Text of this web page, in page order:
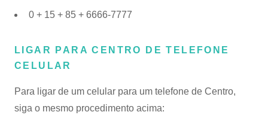
0 + 15 + 85 + 6666-7777
LIGAR PARA CENTRO DE TELEFONE
CELULAR
Para ligar de um celular para um telefone de Centro,
siga o mesmo procedimento acima: